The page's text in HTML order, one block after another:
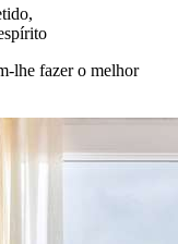
lhe fazer o melhor